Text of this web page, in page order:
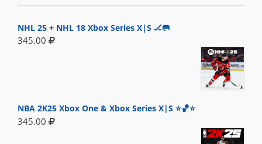
NHL 25 + NHL 18 Xbox Series X|S 🏒🥅
345.00
NBA 2K25 Xbox One & Xbox Series X|S ⭐🏀⭐
345.00